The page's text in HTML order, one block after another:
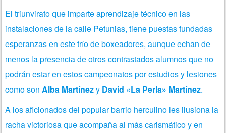
El triunvirato que imparte aprendizaje técnico en las
instalaciones de la calle Petunias, tiene puestas fundadas
esperanzas en este trío de boxeadores, aunque echan de
menos la presencia de otros contrastados alumnos que no
podrán estar en estos campeonatos por estudios y lesiones
como sonAlba Martínezy David «La Perla» Martínez.
A los aficionados del popular barrio herculino les ilusiona la
racha victoriosa que acompaña al más carismático y en